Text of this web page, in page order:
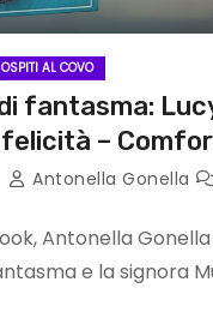
OSPITI AL COVO
fantasma:
–
Antonella Gonella
Antonella
e la signora